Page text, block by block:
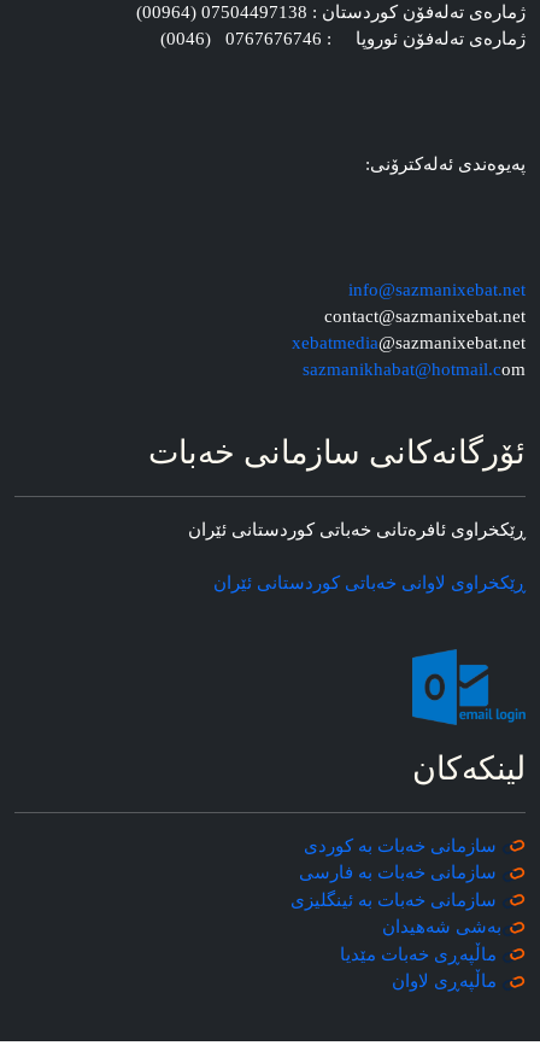
ژماره‌ی ته‌له‌فۆن کوردستان : 07504497138 (00964)
ژماره‌ی ته‌له‌فۆن ئوروپا : 0767676746 (0046)
په‌یوه‌ندی ئه‌له‌کترۆنی:
info@sazmanixebat.net
contact@sazmanixebat.net
xebatmedia@sazmanixebat.net
sazmanikhabat@hotmail.com
ئۆرگانه‌کانی سازمانی خه‌بات
ڕێکخراوی ئافره‌تانی خه‌باتی کوردستانی ئێران
ڕێکخراوی لاوانی خه‌باتی کوردستانی ئێران
لینکه‌کان
سازمانی خه‌بات به کوردی
سازمانی خه‌بات به فارسی
سازمانی خه‌بات به ئینگلیزی
به‌شی شه‌هیدان
ماڵپه‌ڕی خه‌بات مێدیا
ماڵپه‌ڕی لاوان